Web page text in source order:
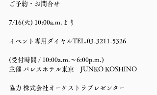
ご予約・お問合せ
7/16(火) 10:00a.m.より
イベント専用ダイヤルTEL.03-3211-5326
(受付時間 / 10:00a.m.〜6:00p.m.)
主催 パレスホテル東京　JUNKO KOSHINO
協力 株式会社オーケストラプレゼンター